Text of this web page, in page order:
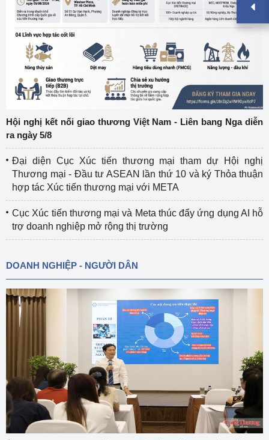
Hội nghị kết nối giao thương Việt Nam - Liên bang Nga diễn
ra ngày 5/8
Đại diện Cục Xúc tiến thương mại tham dự Hội nghị
Thương mại - Đầu tư ASEAN lần thứ 10 và ký Thỏa thuận
hợp tác Xúc tiến thương mại với META
Cục Xúc tiến thương mại và Meta thúc đẩy ứng dụng AI hỗ
trợ doanh nghiệp mở rộng thị trường
DOANH NGHIỆP - NGƯỜI DÂN